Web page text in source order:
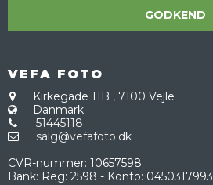
GODKEND
VEFA FOTO
Kirkegade 11B , 7100 Vejle
Danmark
51445118
salg@vefafoto.dk
CVR-nummer: 10657598
Bank: Reg: 2598 - Konto: 0450317993